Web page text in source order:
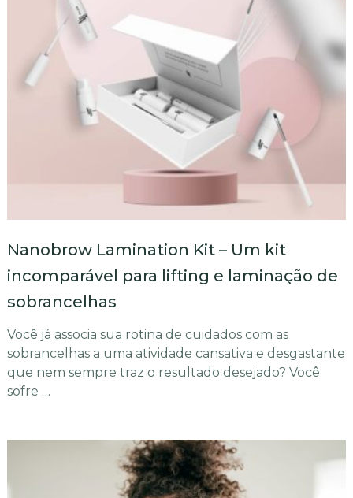
Nanobrow Lamination Kit – Um kit
incomparável para lifting e laminação de
sobrancelhas
Você já associa sua rotina de cuidados com as
sobrancelhas a uma atividade cansativa e desgastante
que nem sempre traz o resultado desejado? Você
sofre …